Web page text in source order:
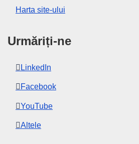
Harta site-ului
Urmăriți-ne
LinkedIn
Facebook
YouTube
Altele